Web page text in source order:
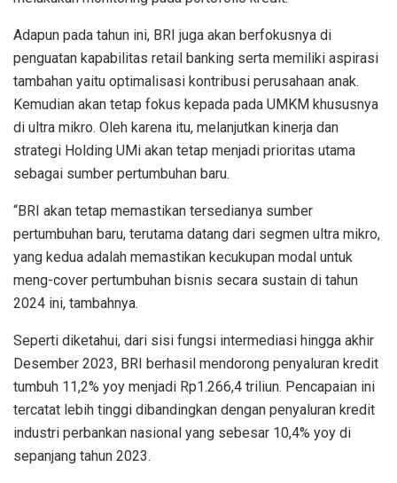
Adapun pada tahun ini, BRI juga akan berfokusnya di
penguatan kapabilitas retail banking serta memiliki aspirasi
tambahan yaitu optimalisasi kontribusi perusahaan anak.
Kemudian akan tetap fokus kepada pada UMKM khususnya
di ultra mikro. Oleh karena itu, melanjutkan kinerja dan
strategi Holding UMi akan tetap menjadi prioritas utama
sebagai sumber pertumbuhan baru.
“BRI akan tetap memastikan tersedianya sumber
pertumbuhan baru, terutama datang dari segmen ultra mikro,
yang kedua adalah memastikan kecukupan modal untuk
meng-cover pertumbuhan bisnis secara sustain di tahun
2024 ini, tambahnya.
Seperti diketahui, dari sisi fungsi intermediasi hingga akhir
Desember 2023, BRI berhasil mendorong penyaluran kredit
tumbuh 11,2% yoy menjadi Rp1.266,4 triliun. Pencapaian ini
tercatat lebih tinggi dibandingkan dengan penyaluran kredit
industri perbankan nasional yang sebesar 10,4% yoy di
sepanjang tahun 2023.